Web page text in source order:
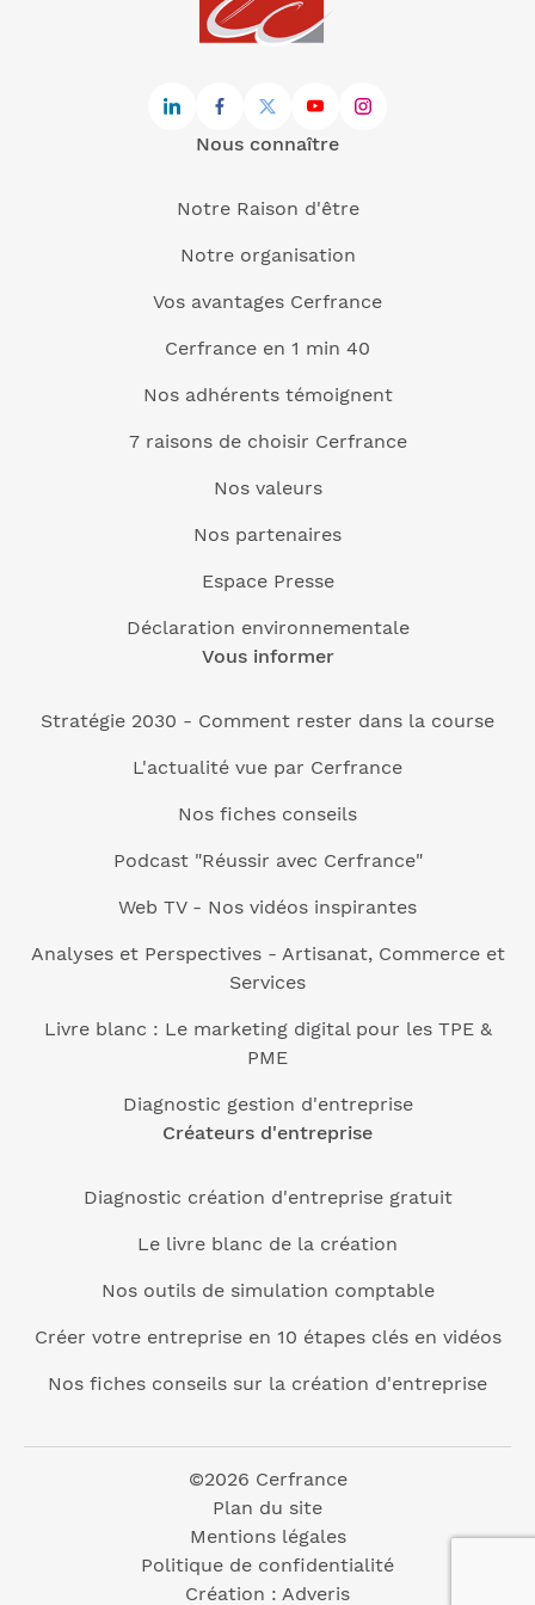
Nous connaître
Notre Raison d'être
Notre organisation
Vos avantages Cerfrance
Cerfrance en 1 min 40
Nos adhérents témoignent
7 raisons de choisir Cerfrance
Nos valeurs
Nos partenaires
Espace Presse
Déclaration environnementale
Vous informer
Stratégie 2030 - Comment rester dans la course
L'actualité vue par Cerfrance
Nos fiches conseils
Podcast "Réussir avec Cerfrance"
Web TV - Nos vidéos inspirantes
Analyses et Perspectives - Artisanat, Commerce et
Services
Livre blanc : Le marketing digital pour les TPE &
PME
Diagnostic gestion d'entreprise
Créateurs d'entreprise
Diagnostic création d'entreprise gratuit
Le livre blanc de la création
Nos outils de simulation comptable
Créer votre entreprise en 10 étapes clés en vidéos
Nos fiches conseils sur la création d'entreprise
©2026 Cerfrance
Plan du site
Mentions légales
Politique de confidentialité
Création : Adveris